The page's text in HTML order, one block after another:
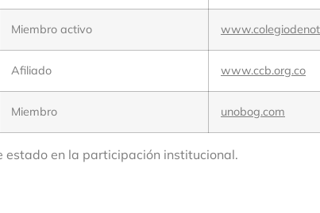
Miembro activo
Afiliado www.ccb.org.co
Miembro unobog.com
en la participación institucional.